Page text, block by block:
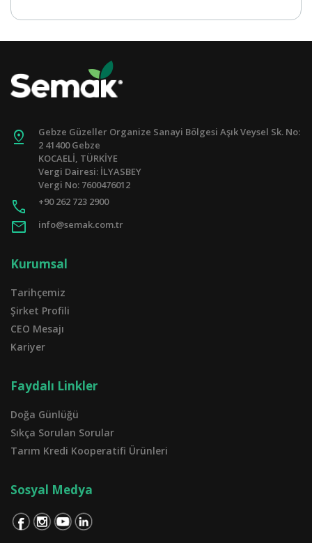
pin_drop
Gebze Güzeller Organize Sanayi Bölgesi Aşık Veysel Sk. No:
2 41400 Gebze
KOCAELİ, TÜRKİYE
Vergi Dairesi: İLYASBEY
Vergi No: 7600476012
call +90 262 723 2900
mail info@semak.com.tr
Kurumsal
Tarihçemiz
Şirket Profili
CEO Mesajı
Kariyer
Faydalı Linkler
Doğa Günlüğü
Sıkça Sorulan Sorular
Tarım Kredi Kooperatifi Ürünleri
Sosyal Medya